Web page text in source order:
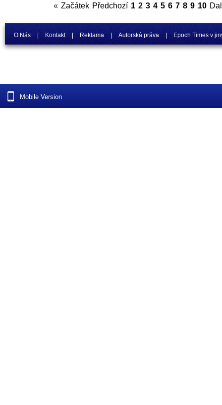
« Začátek Předchozí 1 2 3 4 5 6 7 8 9 10
O Nás Kontakt Reklama Autorská práva Epoch Times v
Mobile Version